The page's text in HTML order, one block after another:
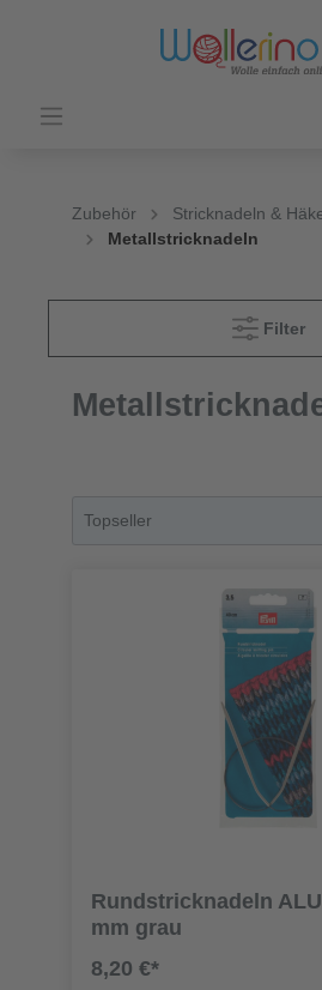
Zubehör Stricknadeln &
Metallstricknadeln
Filter
Rundstricknadeln
mm grau
8,20 €*